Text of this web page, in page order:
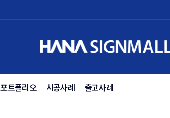
포트폴리오 시공사례 출고사례